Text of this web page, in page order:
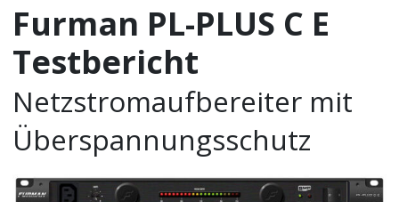
Furman PL-PLUS C E
Testbericht
Netzstromaufbereiter mit
Überspannungsschutz